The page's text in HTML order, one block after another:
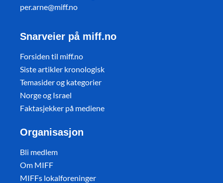
per.arne@miff.no
Snarveier på miff.no
Forsiden til miff.no
Siste artikler kronologisk
Temasider og kategorier
Norge og Israel
Faktasjekker på mediene
Organisasjon
Bli medlem
Om MIFF
MIFFs lokalforeninger